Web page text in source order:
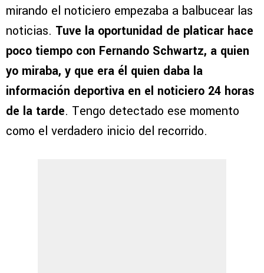
mirando el noticiero empezaba a balbucear las
noticias. Tuve la oportunidad de platicar hace
poco tiempo con Fernando Schwartz, a quien
yo miraba, y que era él quien daba la
información deportiva en el noticiero 24 horas
de la tarde. Tengo detectado ese momento
como el verdadero inicio del recorrido.